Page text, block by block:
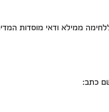
ממילא ודאי מוסדות
כתב: